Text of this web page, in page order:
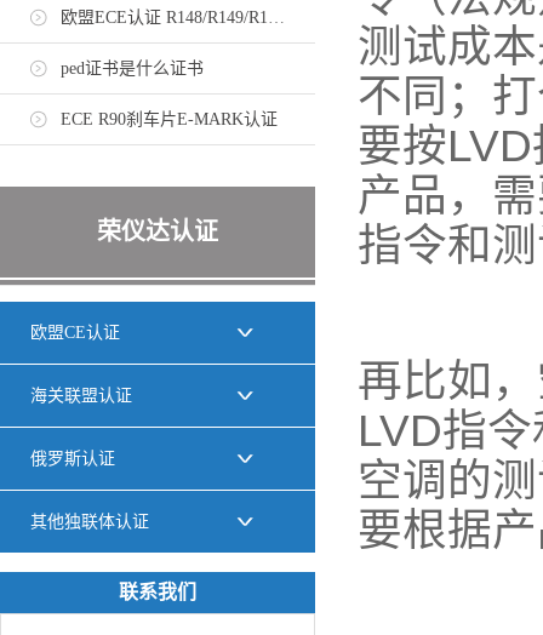
欧盟ECE认证 R148/R149/R150法规标准
ped证书是什么证书
ECE R90刹车片E-MARK认证
荣仪达认证
欧盟CE认证
海关联盟认证
俄罗斯认证
其他独联体认证
联系我们
测试成
不同；
要按
产品，
指令和
再比如
LVD指
空调的
要根据